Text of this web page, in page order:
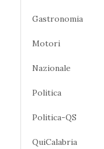
Gastronomia
Motori
Nazionale
Politica
Politica-QS
QuiCalabria